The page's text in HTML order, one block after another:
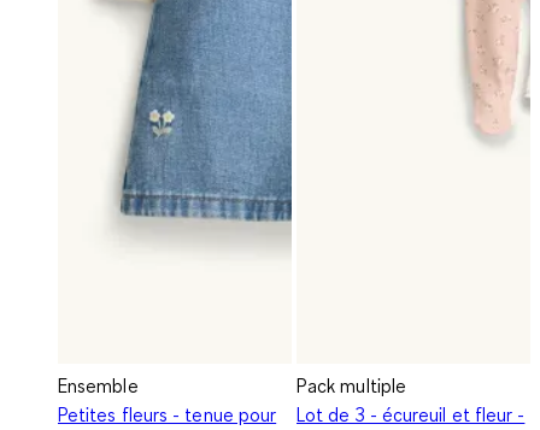
Ensemble
Petites fleurs - tenue pour
Pack multiple
Lot de 3 - écureuil et fleur -